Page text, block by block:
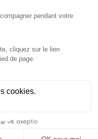
pêche et recevez un code
commande.
2026